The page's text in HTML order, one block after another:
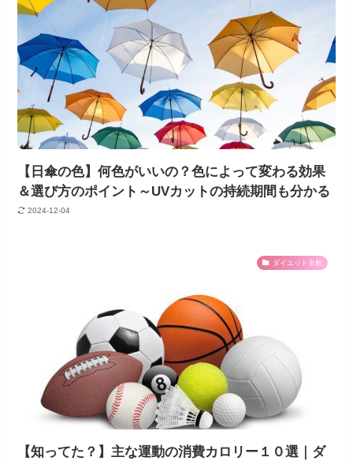
【日傘の色】何色がいいの？色によって変わる効果
＆選び方のポイント～UVカットの持続期間も分かる
2024-12-04
ダイエット全般
【知ってた？】主な運動の消費カロリー１０選｜ダ